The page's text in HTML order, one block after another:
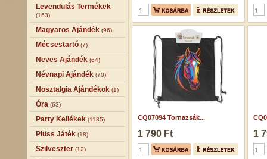
Levendulás Termékek
(163)
Magyaros Ajándék (96)
Mécsestartó (7)
Neves Ajándék (64)
Névnapi Ajándék (70)
Nosztalgia Ajándékok (1)
Óra (63)
Party Kellékek (1185)
Plüss Játék (18)
Szilveszter (12)
CQ07094 Tornazsák...
1 790 Ft 1